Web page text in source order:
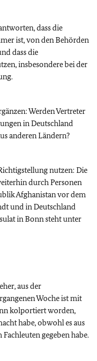
dass die
ist, von den Behörden
dass die
insbesondere bei der
Werden Vertreter
in Deutschland
anderen Ländern?
nutzen: Die
durch Personen
Afghanistan vor dem
und in Deutschland
in Bonn steht unter
aus der
Woche ist mit
kolportiert worden,
habe, obwohl es aus
gegeben habe.